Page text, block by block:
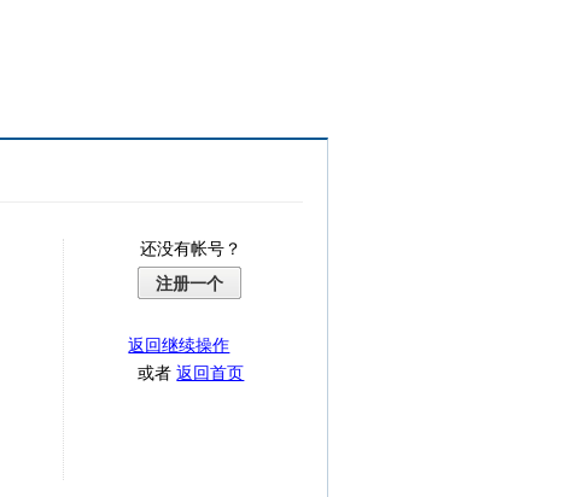
还没有帐号？
注册一个
返回继续操作
或者返回首页